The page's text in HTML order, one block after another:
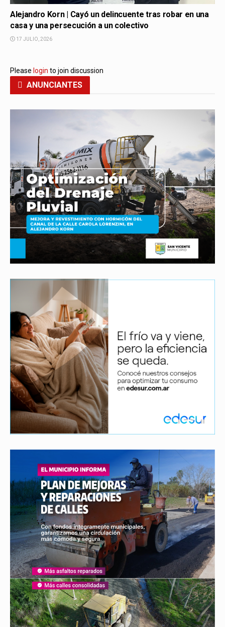
Alejandro Korn | Cayó un delincuente tras robar en una
casa y una persecución a un colectivo
17 JULIO, 2026
Please login to join discussion
ANUNCIANTES